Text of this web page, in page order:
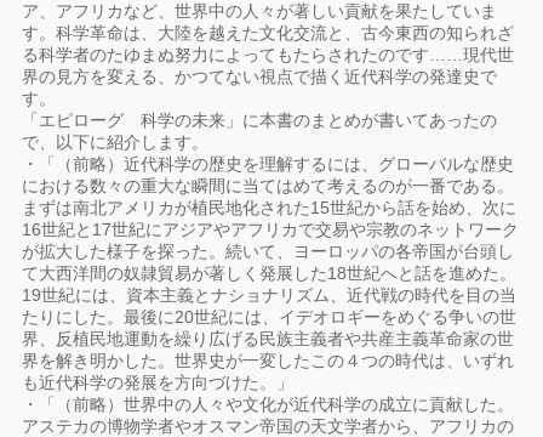
ア、アフリカなど、世界中の人々が著しい貢献を果たしていま
す。科学革命は、大陸を越えた文化交流と、古今東西の知られざ
る科学者のたゆまぬ努力によってもたらされたのです……現代世
界の見方を変える、かつてない視点で描く近代科学の発達史で
す。
「エピローグ 科学の未来」に本書のまとめが書いてあったの
で、以下に紹介します。
・「（前略）近代科学の歴史を理解するには、グローバルな歴史
における数々の重大な瞬間に当てはめて考えるのが一番である。
まずは南北アメリカが植民地化された15世紀から話を始め、次に
16世紀と17世紀にアジアやアフリカで交易や宗教のネットワーク
が拡大した様子を探った。続いて、ヨーロッパの各帝国が台頭し
て大西洋間の奴隷貿易が著しく発展した18世紀へと話を進めた。
19世紀には、資本主義とナショナリズム、近代戦の時代を目の当
たりにした。最後に20世紀には、イデオロギーをめぐる争いの世
界、反植民地運動を繰り広げる民族主義者や共産主義革命家の世
界を解き明かした。世界史が一変したこの４つの時代は、いずれ
も近代科学の発展を方向づけた。」
・「（前略）世界中の人々や文化が近代科学の成立に貢献した。
アステカの博物学者やオスマン帝国の天文学者から、アフリカの